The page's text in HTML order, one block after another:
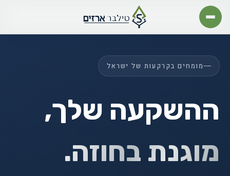
מומחים בקרקעות של ישראל
ההשקעה שלך,
מוגנת בחוזה.